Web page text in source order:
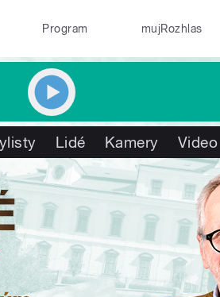
Program mujRozhlas
Lidé Kamery Video